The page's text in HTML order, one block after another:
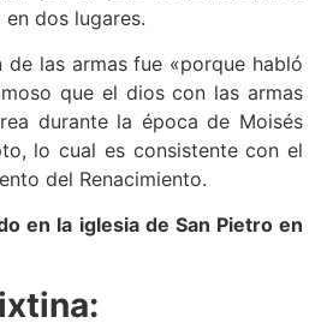
dos lugares.
de las armas fue «porque habló
que el dios con las armas
durante la época de Moisés
lo cual es consistente con el
del Renacimiento.
en la iglesia de San Pietro en